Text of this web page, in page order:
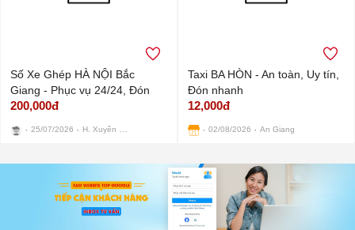
Số Xe Ghép HÀ NỘI Bắc
Giang - Phục vụ 24/24, Đón
nhanh
200,000đ
25/07/2026
Taxi BA HÒN - An toàn, Uy tín,
Đón nhanh
12,000đ
02/08/2026 An Giang